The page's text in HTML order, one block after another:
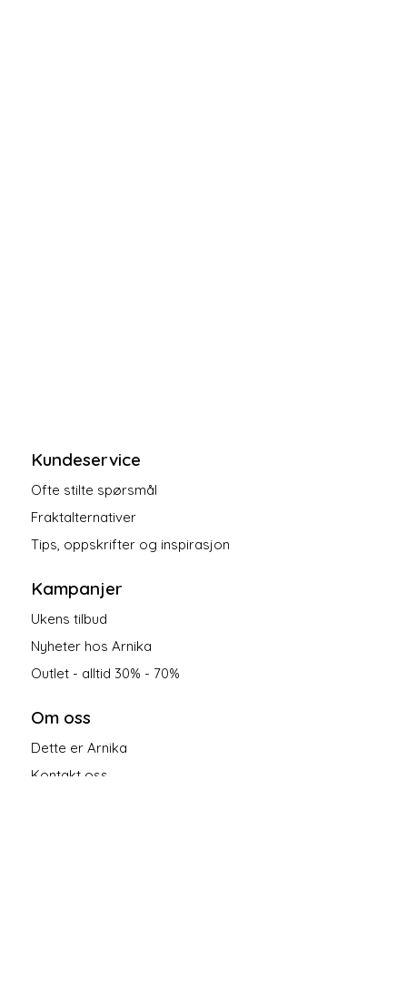
Kundeservice
Ofte stilte spørsmål
Fraktalternativer
Tips, oppskrifter og inspirasjon
Kampanjer
Ukens tilbud
Nyheter hos Arnika
Outlet - alltid 30% - 70%
Om oss
Dette er Arnika
Kontakt oss